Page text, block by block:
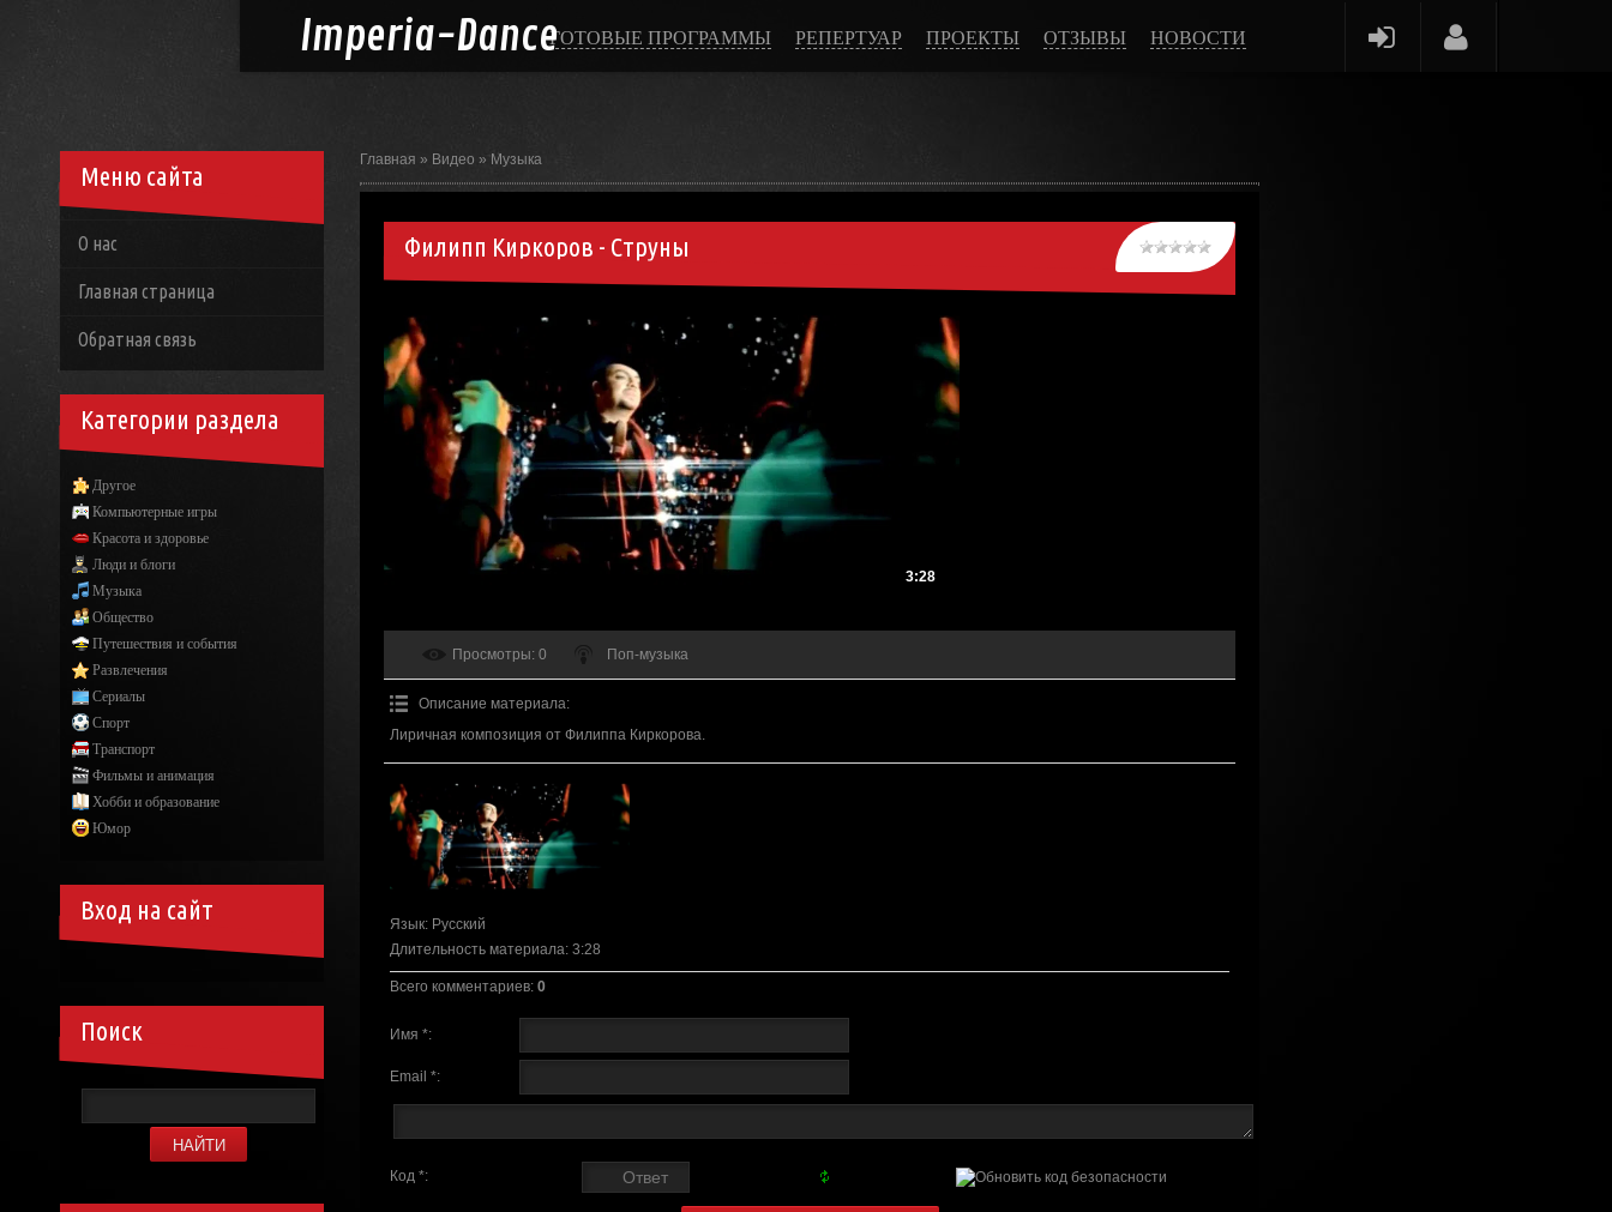
Imperia-DanceГОТОВЫЕ ПРОГРАММЫ РЕПЕРТУАР ПРОЕКТЫ ОТЗЫВЫ НОВОСТИ
Главная » Видео » Музыка
Филипп Киркоров - Струны
3:28
Просмотры: 0 Поп-музыка
Описание материала:
Лиричная композиция от Филиппа Киркорова.
Язык: Русский
Длительность материала: 3:28
Всего комментариев: 0
Имя *:
Email *:
Код *:
Меню сайта
О нас
Главная страница
Обратная связь
Категории раздела
Другое
Компьютерные игры
Красота и здоровье
Люди и блоги
Музыка
Общество
Путешествия и события
Развлечения
Сериалы
Спорт
Транспорт
Фильмы и анимация
Хобби и образование
Юмор
Вход на сайт
Поиск